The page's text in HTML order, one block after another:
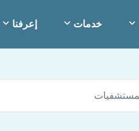
خدمات إعرفنا